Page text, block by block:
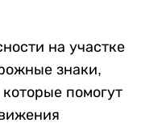
на участке
знаки,
помогут